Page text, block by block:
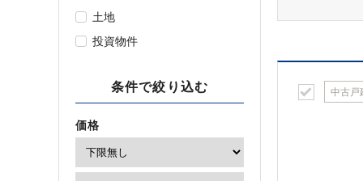
土地
投資物件
条件で絞り込む
価格
中古戸